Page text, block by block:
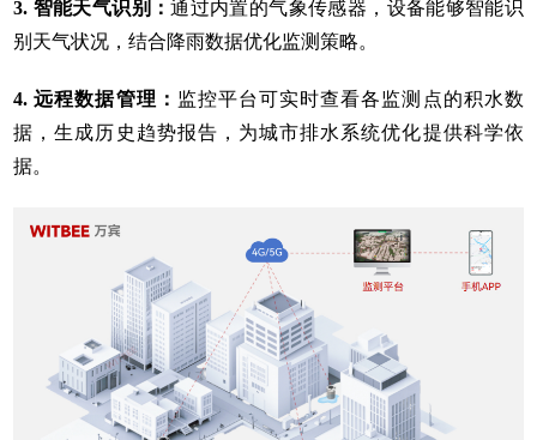
3. 智能天气识别：通过内置的气象传感器，设备能够智能识
别天气状况，结合降雨数据优化监测策略。
4. 远程数据管理： 监控平台可实时查看各监测点的积水数
据，生成历史趋势报告，为城市排水系统优化提供科学依
据。